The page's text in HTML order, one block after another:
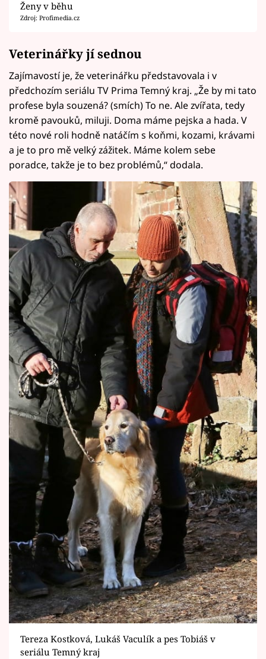
Ženy v běhu
Zdroj: Profimedia.cz
Veterinářky jí sednou
Zajímavostí je, že veterinářku představovala i v
předchozím seriálu TV Prima Temný kraj. „Že by mi tato
profese byla souzená? (smích) To ne. Ale zvířata, tedy
kromě pavouků, miluji. Doma máme pejska a hada. V
této nové roli hodně natáčím s koňmi, kozami, krávami
a je to pro mě velký zážitek. Máme kolem sebe
poradce, takže je to bez problémů,“ dodala.
Tereza Kostková, Lukáš Vaculík a pes Tobiáš v
seriálu Temný kraj